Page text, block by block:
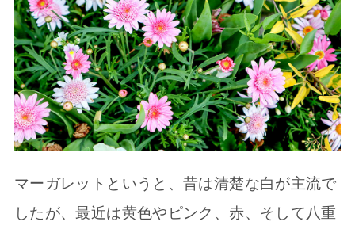
マーガレットというと、昔は清楚な白が主流で
したが、最近は黄色やピンク、赤、そして八重